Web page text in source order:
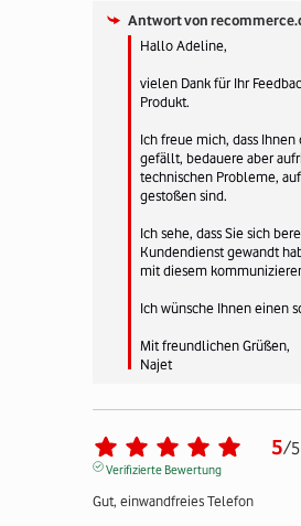
Antwort von
Hallo Adeline,
vielen Dank für Ihr
Produkt.
Ich freue mich, dass
gefällt, bedauere aber
technischen Probleme,
gestoßen sind.
Ich sehe, dass Sie sich
Kundendienst gewandt
mit diesem
Ich wünsche Ihnen einen
Mit freundlichen Grüßen,
Najet
5/5
Verifizierte Bewertung
Gut, einwandfreies Telefon